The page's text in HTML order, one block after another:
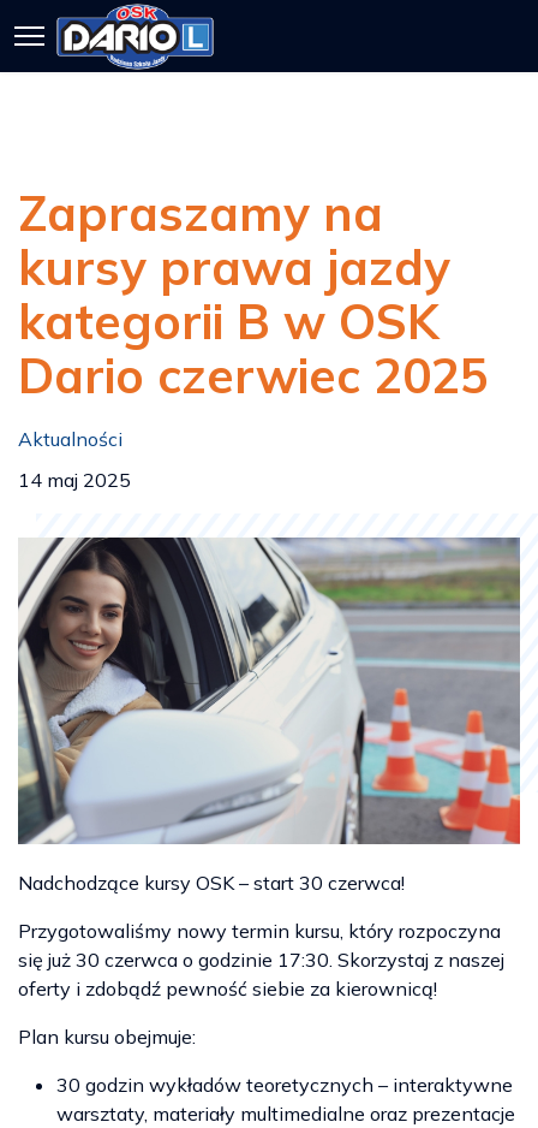
Zapraszamy na
kursy prawa jazdy
kategorii B w OSK
Dario czerwiec 2025
Aktualności
14 maj 2025
Nadchodzące kursy OSK – start 30 czerwca!
Przygotowaliśmy nowy termin kursu, który rozpoczyna
się już 30 czerwca o godzinie 17:30. Skorzystaj z naszej
oferty i zdobądź pewność siebie za kierownicą!
Plan kursu obejmuje:
30 godzin wykładów teoretycznych – interaktywne
warsztaty, materiały multimedialne oraz prezentacje